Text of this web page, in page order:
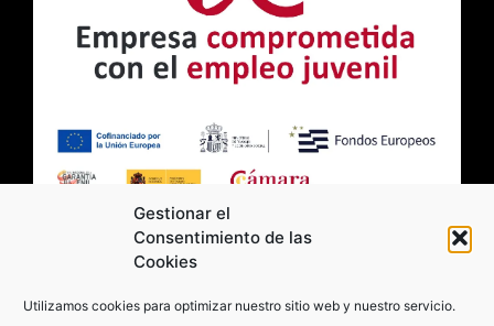
Gestionar el
Consentimiento de las
Cookies
Utilizamos cookies para optimizar nuestro sitio web y nuestro servicio.
2026 Moviltick technologies. Todos los